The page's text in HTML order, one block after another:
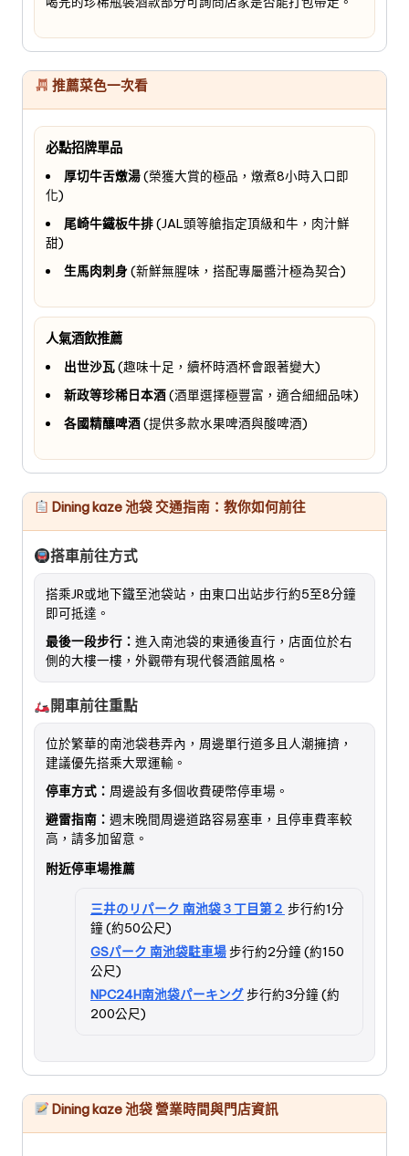
推薦菜色一次看
必點招牌單品
厚切牛舌燉湯(榮獲大賞的極品，燉煮8小時入口即
化)
尾崎牛鐵板牛排(JAL頭等艙指定頂級和牛，肉汁鮮
甜)
生馬肉刺身(新鮮無腥味，搭配專屬醬汁極為契合)
人氣酒飲推薦
出世沙瓦(趣味十足，續杯時酒杯會跟著變大)
新政等珍稀日本酒(酒單選擇極豐富，適合細細品味)
各國精釀啤酒(提供多款水果啤酒與酸啤酒)
Dining kaze 池袋 交通指南：教你如何前往
搭車前往方式
搭乘JR或地下鐵至池袋站，由東口出站步行約5至8分鐘
即可抵達。
最後一段步行： 進入南池袋的東通後直行，店面位於右
側的大樓一樓，外觀帶有現代餐酒館風格。
開車前往重點
位於繁華的南池袋巷弄內，周邊單行道多且人潮擁擠，
建議優先搭乘大眾運輸。
停車方式： 周邊設有多個收費硬幣停車場。
避雷指南： 週末晚間周邊道路容易塞車，且停車費率較
高，請多加留意。
附近停車場推薦
三井のリパーク 南池袋３丁目第２ 步行約1分
鐘 (約50公尺)
GSパーク 南池袋駐車場步行約2分鐘 (約150
公尺)
NPC24H南池袋パーキング步行約3分鐘 (約
200公尺)
Dining kaze 池袋 營業時間與門店資訊